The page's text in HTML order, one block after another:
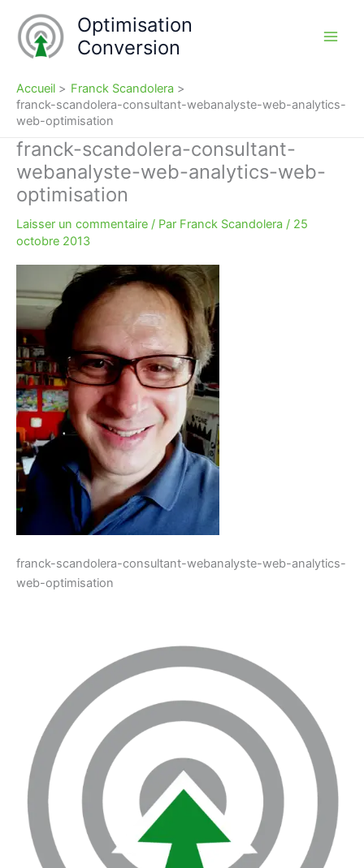
contenu
Optimisation
Conversion
Accueil
Franck Scandolera
franck-scandolera-consultant-webanalyste-web-analytics-
web-optimisation
franck-scandolera-consultant-
webanalyste-web-analytics-web-
optimisation
Laisser un commentaire / Par Franck Scandolera / 25
octobre 2013
franck-scandolera-consultant-webanalyste-web-analytics-
web-optimisation